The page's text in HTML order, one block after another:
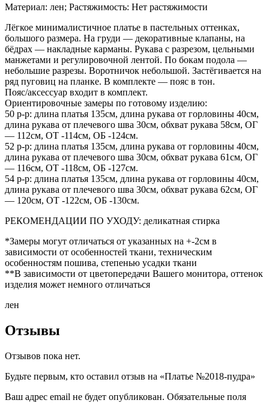
Материал: лен; Растяжимость: Нет растяжимости
Лёгкое минималистичное платье в пастельных оттенках,
большого размера. На груди — декоративные клапаны, на
бёдрах — накладные карманы. Рукава с разрезом, цельными
манжетами и регулировочной лентой. По бокам подола —
небольшие разрезы. Воротничок небольшой. Застёгивается на
ряд пуговиц на планке. В комплекте — пояс в тон.
Пояс/аксессуар входит в комплект.
Ориентировочные замеры по готовому изделию:
50 р-р: длина платья 135см, длина рукава от горловины 40см,
длина рукава от плечевого шва 30см, обхват рукава 58см, ОГ
— 112см, ОТ -114см, ОБ -124см.
52 р-р: длина платья 135см, длина рукава от горловины 40см,
длина рукава от плечевого шва 30см, обхват рукава 61см, ОГ
— 116см, ОТ -118см, ОБ -127см.
54 р-р: длина платья 135см, длина рукава от горловины 40см,
длина рукава от плечевого шва 30см, обхват рукава 62см, ОГ
— 120см, ОТ -122см, ОБ -130см.
РЕКОМЕНДАЦИИ ПО УХОДУ: деликатная стирка
*Замеры могут отличаться от указанных на +-2см в
зависимости от особенностей ткани, техническим
особенностям пошива, степенью усадки ткани
**В зависимости от цветопередачи Вашего монитора, оттенок
изделия может немного отличаться
лен
Отзывы
Отзывов пока нет.
Будьте первым, кто оставил отзыв на «Платье №2018-пудра»
Ваш адрес email не будет опубликован. Обязательные поля